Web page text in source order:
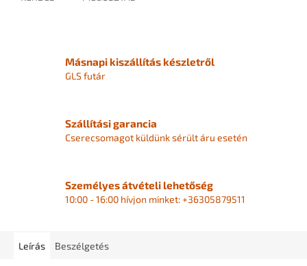
Másnapi kiszállítás készletről
GLS futár
Szállítási garancia
Cserecsomagot küldünk sérült áru esetén
Személyes átvételi lehetőség
10:00 - 16:00 hívjon minket: +36305879511
Leírás Beszélgetés